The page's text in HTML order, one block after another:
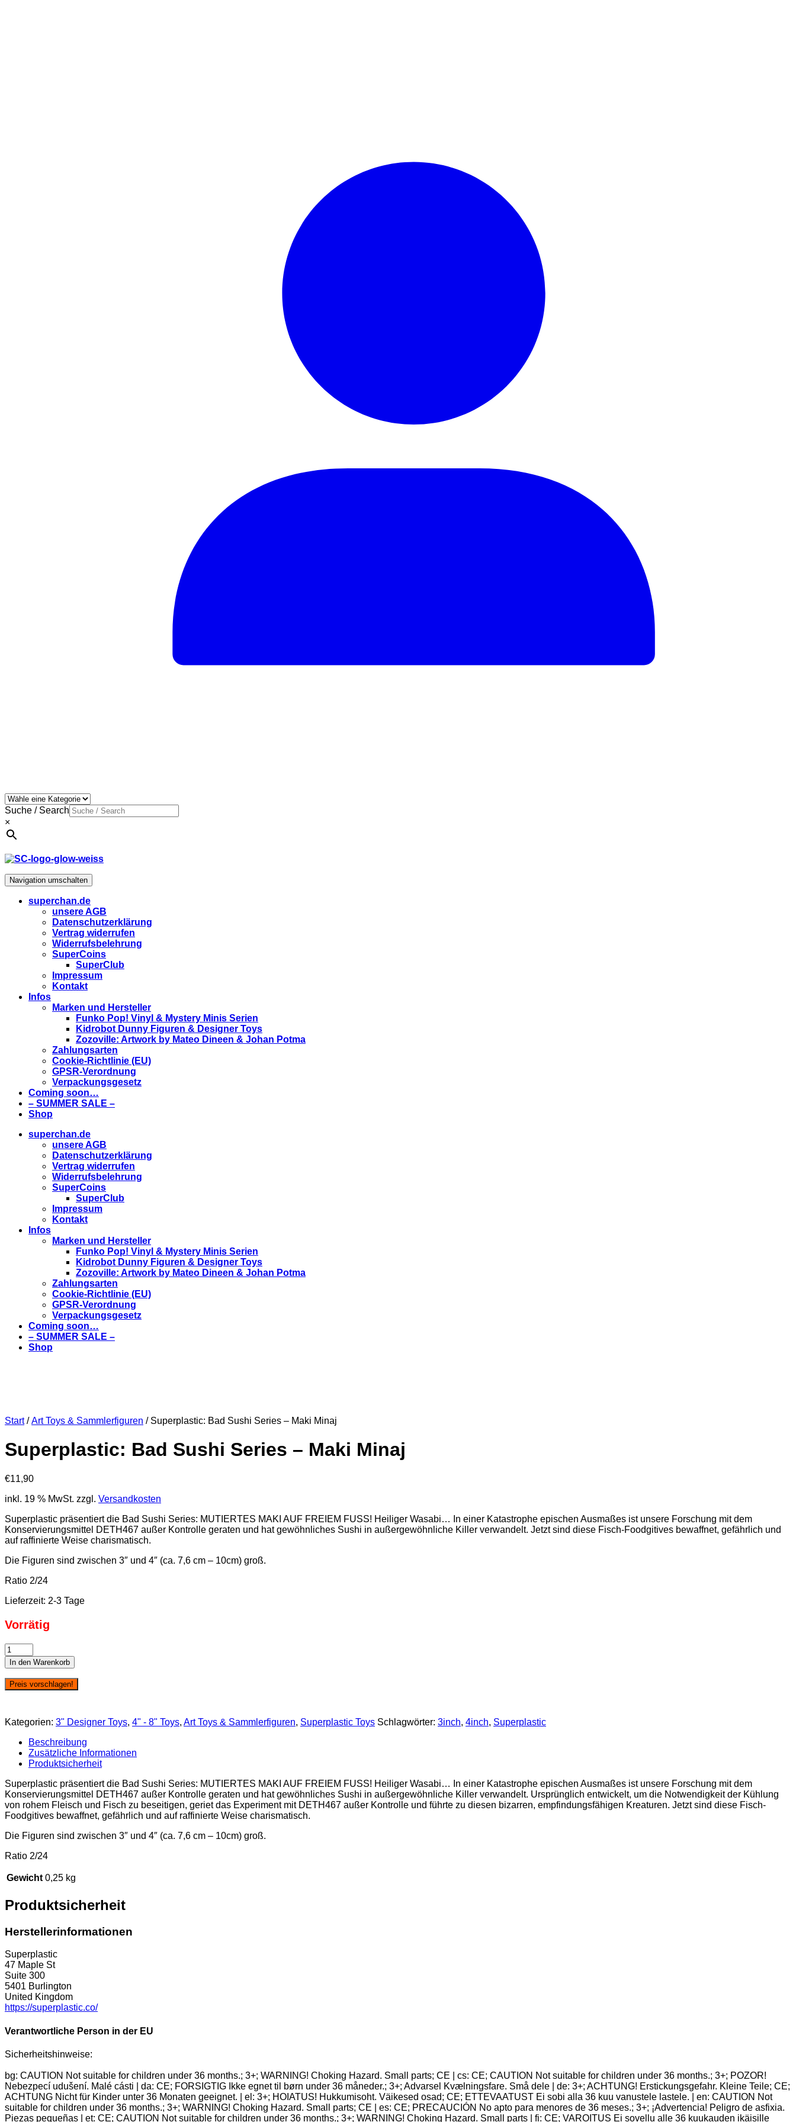
Suche / Search
×
Navigation umschalten
superchan.de
unsere AGB
Datenschutzerklärung
Vertrag widerrufen
Widerrufsbelehrung
SuperCoins
SuperClub
Impressum
Kontakt
Infos
Marken und Hersteller
Funko Pop! Vinyl & Mystery Minis Serien
Kidrobot Dunny Figuren & Designer Toys
Zozoville: Artwork by Mateo Dineen & Johan Potma
Zahlungsarten
Cookie-Richtlinie (EU)
GPSR-Verordnung
Verpackungsgesetz
Coming soon…
– SUMMER SALE –
Shop
superchan.de
unsere AGB
Datenschutzerklärung
Vertrag widerrufen
Widerrufsbelehrung
SuperCoins
SuperClub
Impressum
Kontakt
Infos
Marken und Hersteller
Funko Pop! Vinyl & Mystery Minis Serien
Kidrobot Dunny Figuren & Designer Toys
Zozoville: Artwork by Mateo Dineen & Johan Potma
Zahlungsarten
Cookie-Richtlinie (EU)
GPSR-Verordnung
Verpackungsgesetz
Coming soon…
– SUMMER SALE –
Shop
Start/Art Toys & Sammlerfiguren / Superplastic: Bad Sushi Series – Maki Minaj
Superplastic: Bad Sushi Series – Maki Minaj
€11,90
inkl. 19 % MwSt. zzgl. Versandkosten
Superplastic präsentiert die Bad Sushi Series: MUTIERTES MAKI AUF FREIEM FUSS! Heiliger Wasabi… In einer Katastrophe epischen Ausmaßes ist unsere Forschung mit dem
Konservierungsmittel DETH467 außer Kontrolle geraten und hat gewöhnliches Sushi in außergewöhnliche Killer verwandelt. Jetzt sind diese Fisch-Foodgitives bewaffnet, gefährlich und
auf raffinierte Weise charismatisch.
Die Figuren sind zwischen 3″ und 4″ (ca. 7,6 cm – 10cm) groß.
Ratio 2/24
Lieferzeit: 2-3 Tage
Vorrätig
Superplastic:
Bad
Sushi
Series
-
Menge
In den Warenkorb
Preis vorschlagen!
Kategorien: 3" Designer Toys, 4" - 8" Toys, Art Toys & Sammlerfiguren, Superplastic Toys Schlagwörter: 3inch, 4inch, Superplastic
Beschreibung
Zusätzliche Informationen
Produktsicherheit
Superplastic präsentiert die Bad Sushi Series: MUTIERTES MAKI AUF FREIEM FUSS! Heiliger Wasabi… In einer Katastrophe epischen Ausmaßes ist unsere Forschung mit dem
Konservierungsmittel DETH467 außer Kontrolle geraten und hat gewöhnliches Sushi in außergewöhnliche Killer verwandelt. Ursprünglich entwickelt, um die Notwendigkeit der Kühlung
von rohem Fleisch und Fisch zu beseitigen, geriet das Experiment mit DETH467 außer Kontrolle und führte zu diesen bizarren, empfindungsfähigen Kreaturen. Jetzt sind diese Fisch-
Foodgitives bewaffnet, gefährlich und auf raffinierte Weise charismatisch.
Die Figuren sind zwischen 3″ und 4″ (ca. 7,6 cm – 10cm) groß.
Ratio 2/24
Gewicht 0,25 kg
Produktsicherheit
Herstellerinformationen
Superplastic
47 Maple St
Suite 300
5401 Burlington
United Kingdom
https://superplastic.co/
Verantwortliche Person in der EU
Sicherheitshinweise:
bg: CAUTION Not suitable for children under 36 months.; 3+; WARNING! Choking Hazard. Small parts; CE | cs: CE; CAUTION Not suitable for children under 36 months.; 3+; POZOR!
Nebezpecí udušení. Malé cásti | da: CE; FORSIGTIG Ikke egnet til børn under 36 måneder.; 3+; Advarsel Kvælningsfare. Små dele | de: 3+; ACHTUNG! Erstickungsgefahr. Kleine Teile; CE;
ACHTUNG Nicht für Kinder unter 36 Monaten geeignet. | el: 3+; HOIATUS! Hukkumisoht. Väikesed osad; CE; ETTEVAATUST Ei sobi alla 36 kuu vanustele lastele. | en: CAUTION Not
suitable for children under 36 months.; 3+; WARNING! Choking Hazard. Small parts; CE | es: CE; PRECAUCIÓN No apto para menores de 36 meses.; 3+; ¡Advertencia! Peligro de asfixia.
Piezas pequeñas | et: CE; CAUTION Not suitable for children under 36 months.; 3+; WARNING! Choking Hazard. Small parts | fi: CE; VAROITUS Ei sovellu alle 36 kuukauden ikäisille